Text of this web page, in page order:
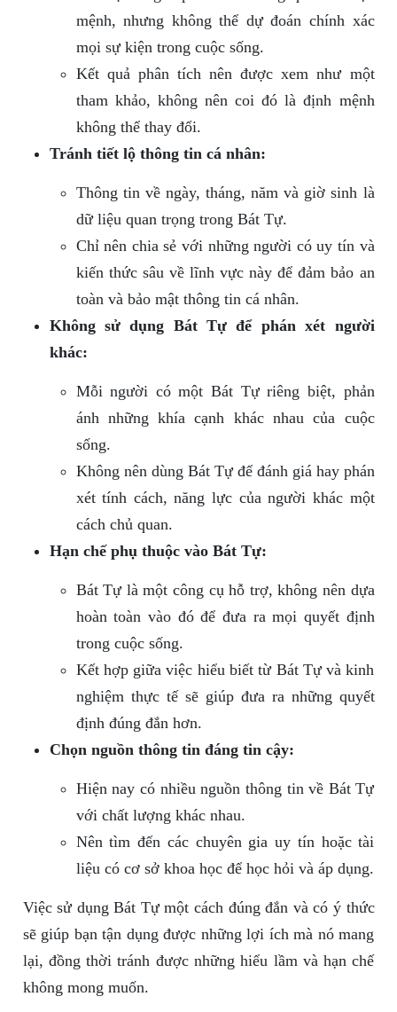
mệnh, nhưng không thể dự đoán chính xác
mọi sự kiện trong cuộc sống.
Kết quả phân tích nên được xem như một
tham khảo, không nên coi đó là định mệnh
không thể thay đổi.
Tránh tiết lộ thông tin cá nhân:
Thông tin về ngày, tháng, năm và giờ sinh là
dữ liệu quan trọng trong Bát Tự.
Chỉ nên chia sẻ với những người có uy tín và
kiến thức sâu về lĩnh vực này để đảm bảo an
toàn và bảo mật thông tin cá nhân.
Không sử dụng Bát Tự để phán xét người
khác:
Mỗi người có một Bát Tự riêng biệt, phản
ánh những khía cạnh khác nhau của cuộc
sống.
Không nên dùng Bát Tự để đánh giá hay phán
xét tính cách, năng lực của người khác một
cách chủ quan.
Hạn chế phụ thuộc vào Bát Tự:
Bát Tự là một công cụ hỗ trợ, không nên dựa
hoàn toàn vào đó để đưa ra mọi quyết định
trong cuộc sống.
Kết hợp giữa việc hiểu biết từ Bát Tự và kinh
nghiệm thực tế sẽ giúp đưa ra những quyết
định đúng đắn hơn.
Chọn nguồn thông tin đáng tin cậy:
Hiện nay có nhiều nguồn thông tin về Bát Tự
với chất lượng khác nhau.
Nên tìm đến các chuyên gia uy tín hoặc tài
liệu có cơ sở khoa học để học hỏi và áp dụng.
Việc sử dụng Bát Tự một cách đúng đắn và có ý thức
sẽ giúp bạn tận dụng được những lợi ích mà nó mang
lại, đồng thời tránh được những hiểu lầm và hạn chế
không mong muốn.